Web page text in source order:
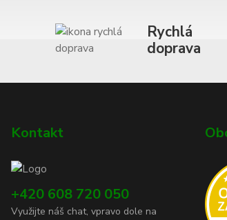
Rychlá
doprava
Kontakt
+420 608 720 050
Využijte náš chat, vpravo dole na